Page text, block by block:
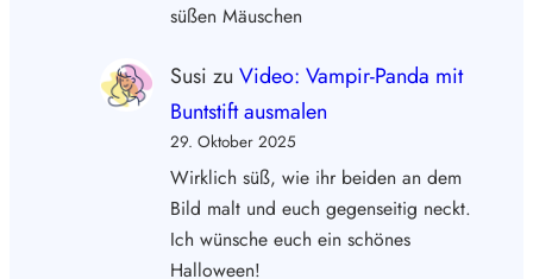
süßen Mäuschen
Susi zu Video: Vampir-Panda mit
Buntstift ausmalen
29. Oktober 2025
Wirklich süß, wie ihr beiden an dem
Bild malt und euch gegenseitig neckt.
Ich wünsche euch ein schönes
Halloween!